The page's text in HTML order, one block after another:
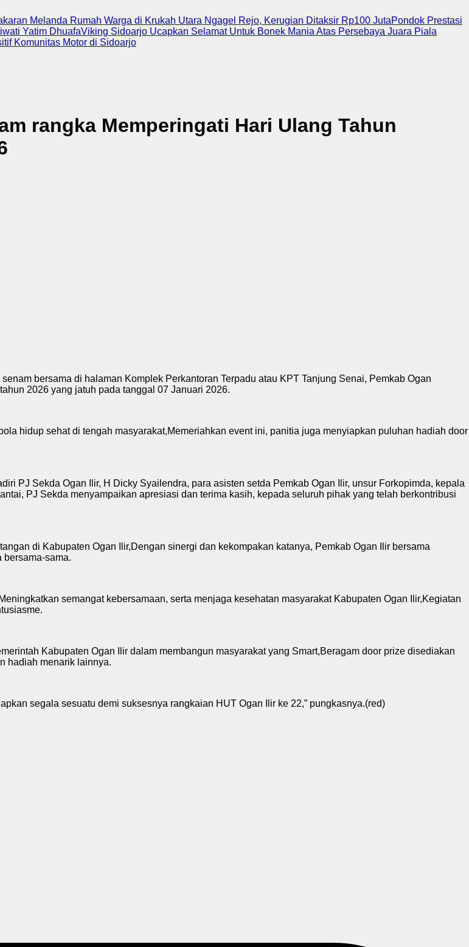
Melanda Rumah Warga di Krukah Utara Ngagel Rejo, Kerugian Ditaksir Rp100 JutaPondok Prestasi
Yatim DhuafaViking Sidoarjo Ucapkan Selamat Untuk Bonek Mania Atas Persebaya Juara Piala
Komunitas Motor di Sidoarjo
rangka Memperingati Hari Ulang Tahun
bersama di halaman Komplek Perkantoran Terpadu atau KPT Tanjung Senai, Pemkab Ogan
2026 yang jatuh pada tanggal 07 Januari 2026.
hidup sehat di tengah masyarakat,Memeriahkan event ini, panitia juga menyiapkan puluhan hadiah door
PJ Sekda Ogan Ilir, H Dicky Syailendra, para asisten setda Pemkab Ogan Ilir, unsur Forkopimda, kepala
PJ Sekda menyampaikan apresiasi dan terima kasih, kepada seluruh pihak yang telah berkontribusi
di Kabupaten Ogan Ilir,Dengan sinergi dan kekompakan katanya, Pemkab Ogan Ilir bersama
bersama-sama.
semangat kebersamaan, serta menjaga kesehatan masyarakat Kabupaten Ogan Ilir,Kegiatan
Kabupaten Ogan Ilir dalam membangun masyarakat yang Smart,Beragam door prize disediakan
hadiah menarik lainnya.
segala sesuatu demi suksesnya rangkaian HUT Ogan Ilir ke 22,” pungkasnya.(red)